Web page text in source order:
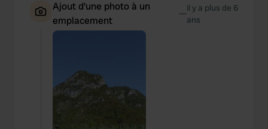
Ajout d'une photo à un
emplacement
—il y a plus de 6
ans